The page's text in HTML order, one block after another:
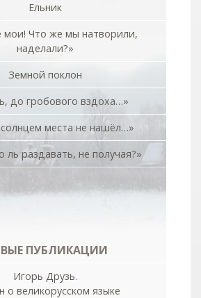
Ельник
мои! Что же мы натворили,
наделали?»
Земной поклон
до гробового вздоха…»
места не нашёл…»
ль раздавать, не получая?»
ПУБЛИКАЦИИ
Игорь Друзь.
о великорусском языке